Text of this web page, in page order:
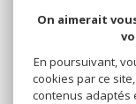
On aimerait
En poursuivant,
cookies par ce
contenus adaptés